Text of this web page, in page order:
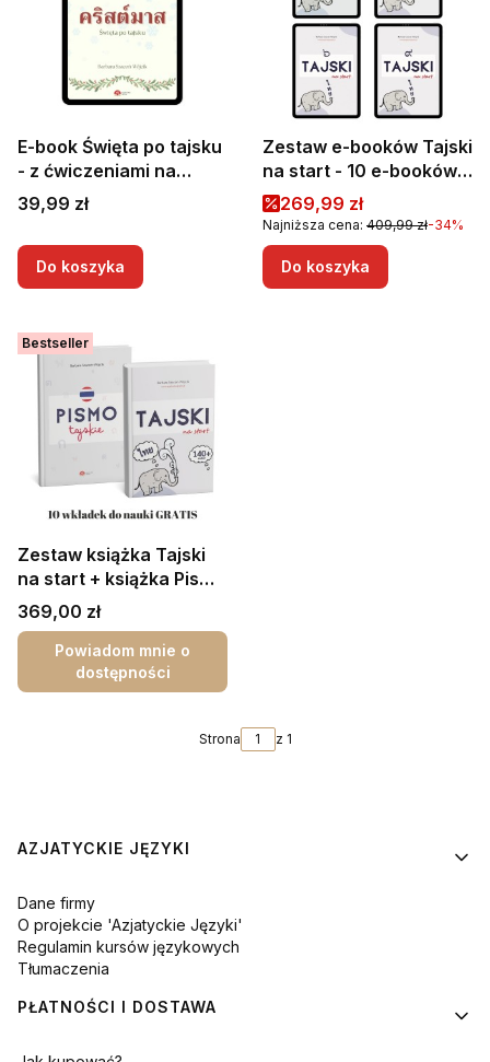
E-book Święta po tajsku
- z ćwiczeniami na
różnym poziomie |
Święta w Tajlandii |
Świąteczny e-book
Cena
39,99 zł
Do koszyka
Zestaw e-booków Tajski
na start - 10 e-booków |
Nauka tajskiego dla
początkujących | Tajski
od podstaw
Cena promocyjna
269,99 zł
Najniższa cena: 409,99 zł-34%
Do koszyka
Bestseller
Zestaw książka Tajski
na start + książka Pismo
tajskie + 10 wkładek
GRATIS | Tajski dla
początkujących | Tajski
od podstaw
Cena
369,00 zł
Powiadom mnie o
dostępności
Strona z 1
Linki w stopce
AZJATYCKIE JĘZYKI
Dane firmy
O projekcie 'Azjatyckie Języki'
Regulamin kursów językowych
Tłumaczenia
PŁATNOŚCI I DOSTAWA